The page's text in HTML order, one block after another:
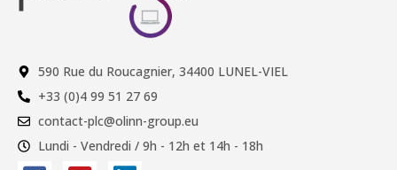
590 Rue du Roucagnier, 34400 LUNEL-VIEL
+33 (0)4 99 51 27 69
contact-plc@olinn-group.eu
Lundi - Vendredi / 9h - 12h et 14h - 18h